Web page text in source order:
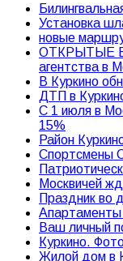
Установка
новые
ОТКРЫТЫЕ
агентства в
В Куркино
ДТП в
С 1 июля в
15%
Район
Спортсмены
Москвичей
Праздник во
Апартаменты
Ваш личный
Куркино.
Жилой дом в